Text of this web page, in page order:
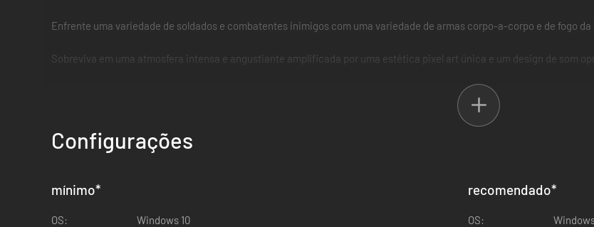
Enfrente uma variedade de soldados e combatentes inimigos com uma variedade de armas corpo-a-corpo e de fogo da
Sobreviva em uma atmosfera intensa e angustiante amplificada por uma estética pixel art única e um design de som
Percorra níveis intricados que promovem a gestão de itens e planejamento de rotas enquanto resolve complexos
Configurações
mínimo*
OS:
Windows 10
recomendado*
OS: